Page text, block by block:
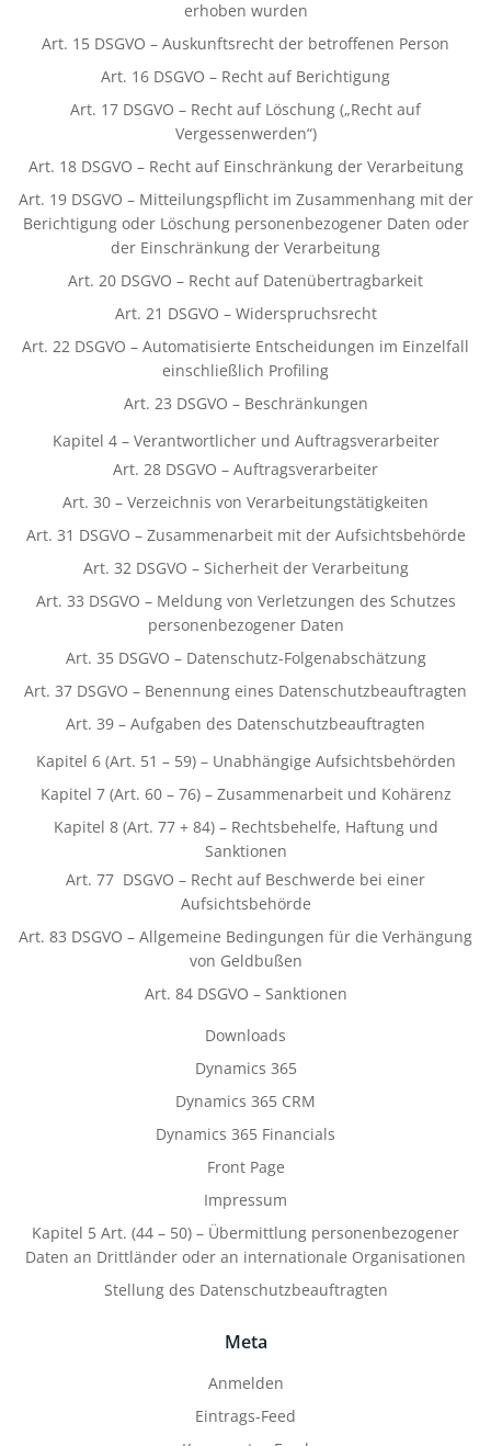
erhoben wurden
Art. 15 DSGVO – Auskunftsrecht der betroffenen Person
Art. 16 DSGVO – Recht auf Berichtigung
Art. 17 DSGVO – Recht auf Löschung („Recht auf
Vergessenwerden“)
Art. 18 DSGVO – Recht auf Einschränkung der Verarbeitung
Art. 19 DSGVO – Mitteilungspflicht im Zusammenhang mit der
Berichtigung oder Löschung personenbezogener Daten oder
der Einschränkung der Verarbeitung
Art. 20 DSGVO – Recht auf Datenübertragbarkeit
Art. 21 DSGVO – Widerspruchsrecht
Art. 22 DSGVO – Automatisierte Entscheidungen im Einzelfall
einschließlich Profiling
Art. 23 DSGVO – Beschränkungen
Kapitel 4 – Verantwortlicher und Auftragsverarbeiter
Art. 28 DSGVO – Auftragsverarbeiter
Art. 30 – Verzeichnis von Verarbeitungstätigkeiten
Art. 31 DSGVO – Zusammenarbeit mit der Aufsichtsbehörde
Art. 32 DSGVO – Sicherheit der Verarbeitung
Art. 33 DSGVO – Meldung von Verletzungen des Schutzes
personenbezogener Daten
Art. 35 DSGVO – Datenschutz-Folgenabschätzung
Art. 37 DSGVO – Benennung eines Datenschutzbeauftragten
Art. 39 – Aufgaben des Datenschutzbeauftragten
Kapitel 6 (Art. 51 – 59) – Unabhängige Aufsichtsbehörden
Kapitel 7 (Art. 60 – 76) – Zusammenarbeit und Kohärenz
Kapitel 8 (Art. 77 + 84) – Rechtsbehelfe, Haftung und
Sanktionen
Art. 77 DSGVO – Recht auf Beschwerde bei einer
Aufsichtsbehörde
Art. 83 DSGVO – Allgemeine Bedingungen für die Verhängung
von Geldbußen
Art. 84 DSGVO – Sanktionen
Downloads
Dynamics 365
Dynamics 365 CRM
Dynamics 365 Financials
Front Page
Impressum
Kapitel 5 Art. (44 – 50) – Übermittlung personenbezogener
Daten an Drittländer oder an internationale Organisationen
Stellung des Datenschutzbeauftragten
Meta
Anmelden
Eintrags-Feed